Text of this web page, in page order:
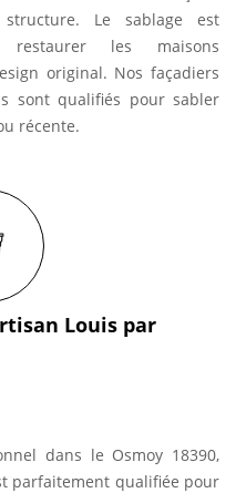
Le sablage est
restaurer les maisons
original. Nos façadiers
sont qualifiés pour sabler
récente.
Louis par
dans le Osmoy 18390,
parfaitement qualifiée pour